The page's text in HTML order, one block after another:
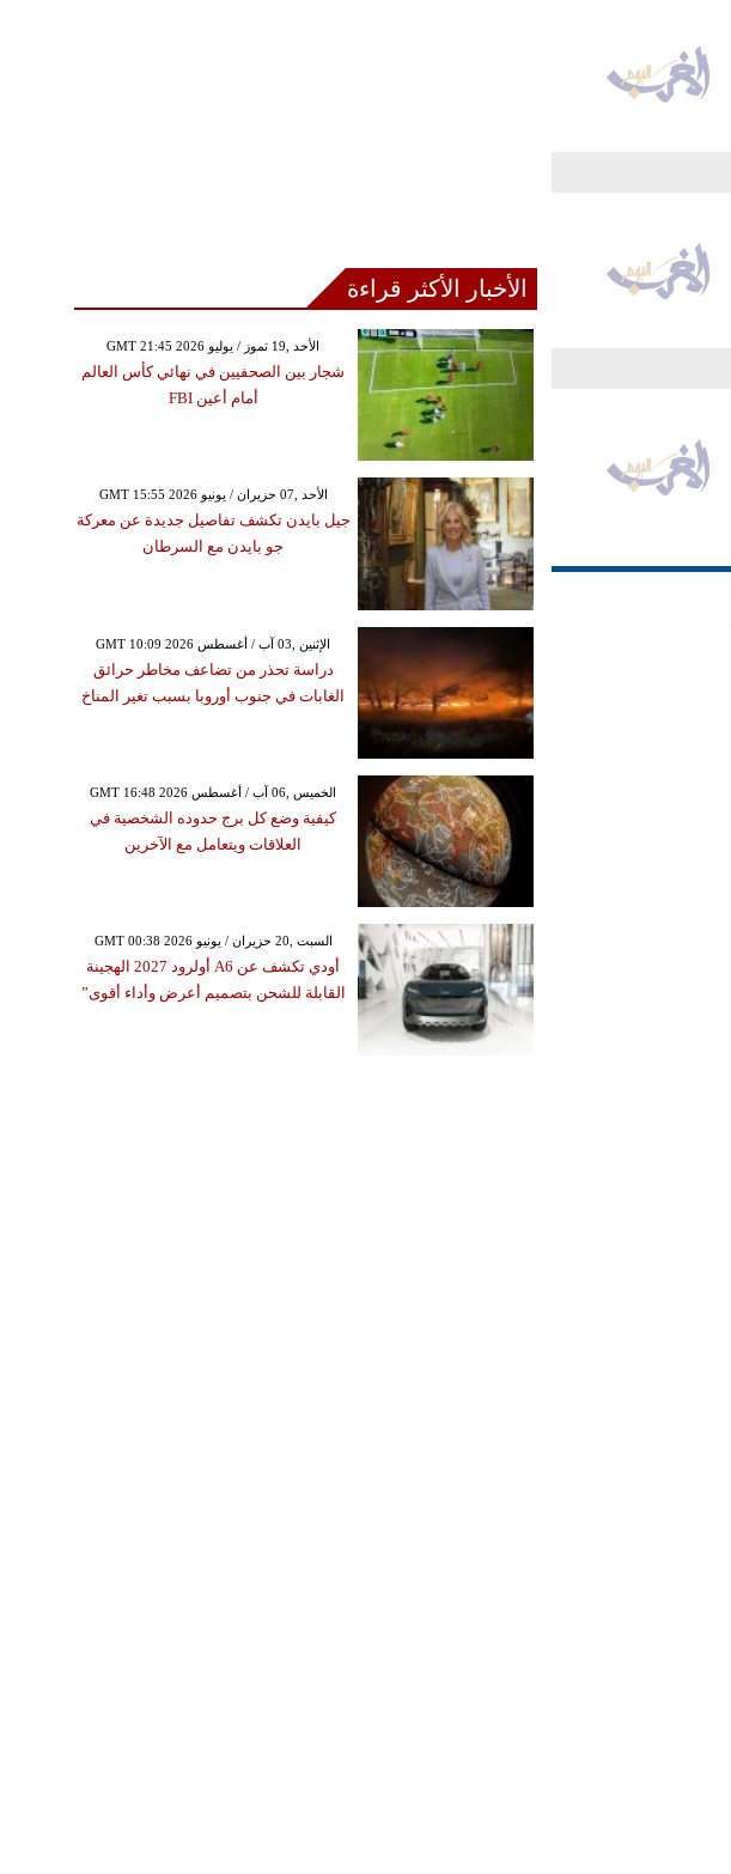
الأخبار الأكثر قراءة
GMT 21:45 2026 الأحد ,19 تموز / يوليو
شجار بين الصحفيين في نهائي كأس العالم
أمام أعين FBI
GMT 15:55 2026 الأحد ,07 حزيران / يونيو
جيل بايدن تكشف تفاصيل جديدة عن معركة
جو بايدن مع السرطان
GMT 10:09 2026 الإثنين ,03 آب / أغسطس
دراسة تحذر من تضاعف مخاطر حرائق
الغابات في جنوب أوروبا بسبب تغير المناخ
GMT 16:48 2026 الخميس ,06 آب / أغسطس
كيفية وضع كل برج حدوده الشخصية في
العلاقات ويتعامل مع الآخرين
GMT 00:38 2026 السبت ,20 حزيران / يونيو
أودي تكشف عن A6 أولرود 2027 الهجينة
القابلة للشحن بتصميم أعرض وأداء أقوى”